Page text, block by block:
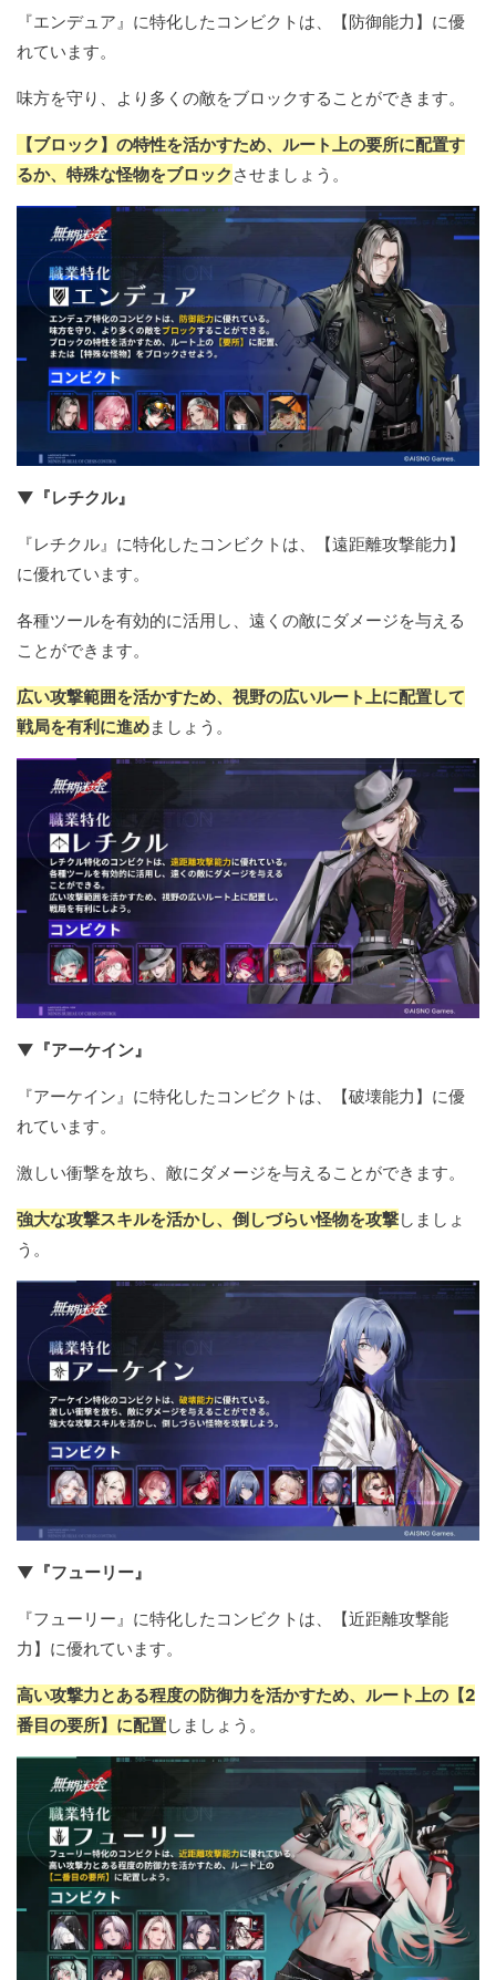
『エンデュア』に特化したコンビクトは、【防御能力】に優
れています。
味方を守り、より多くの敵をブロックすることができます。
【ブロック】の特性を活かすため、ルート上の要所に配置す
るか、特殊な怪物をブロック させましょう。
▼『レチクル』
『レチクル』に特化したコンビクトは、【遠距離攻撃能力】
に優れています。
各種ツールを有効的に活用し、遠くの敵にダメージを与える
ことができます。
広い攻撃範囲を活かすため、視野の広いルート上に配置して
戦局を有利に進めましょう。
▼『アーケイン』
『アーケイン』に特化したコンビクトは、【破壊能力】に優
れています。
激しい衝撃を放ち、敵にダメージを与えることができます。
強大な攻撃スキルを活かし、倒しづらい怪物を攻撃しましょ
う。
▼『フューリー』
『フューリー』に特化したコンビクトは、【近距離攻撃能
力】に優れています。
高い攻撃力とある程度の防御力を活かすため、ルート上の【2
番目の要所】に配置しましょう。